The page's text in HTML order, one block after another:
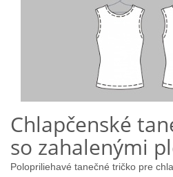
Chlapčenské
so zahalenými
Polopriliehavé tanečné tričko pre